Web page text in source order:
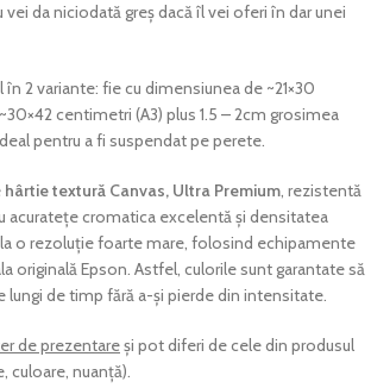
da niciodată greș dacă îl vei oferi în dar unei
2 variante: fie cu dimensiunea de ~21×30
centimetri (A3) plus 1.5 – 2cm grosimea
pentru a fi suspendat pe perete.
hârtie textură Canvas, Ultra Premium, rezistentă
acuratețe cromatica excelentă și densitatea
o rezoluție foarte mare, folosind echipamente
originală Epson. Astfel, culorile sunt garantate să
de timp fără a-și pierde din intensitate.
de prezentareși pot diferi de cele din produsul
culoare, nuanță).